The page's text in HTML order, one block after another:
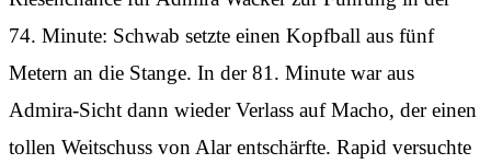
74. Minute: Schwab setzte einen Kopfball aus fünf
Metern an die Stange. In der 81. Minute war aus
Admira-Sicht dann wieder Verlass auf Macho, der einen
tollen Weitschuss von Alar entschärfte. Rapid versuchte